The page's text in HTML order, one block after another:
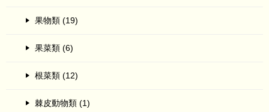
果物類 (19)
果菜類 (6)
根菜類 (12)
棘皮動物類 (1)